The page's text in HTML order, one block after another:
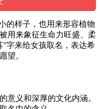
的样子，也用来形容植物
用来象征生命力旺盛、柔
字来给女孩取名，表达希
望。
意义和深厚的文化内涵。